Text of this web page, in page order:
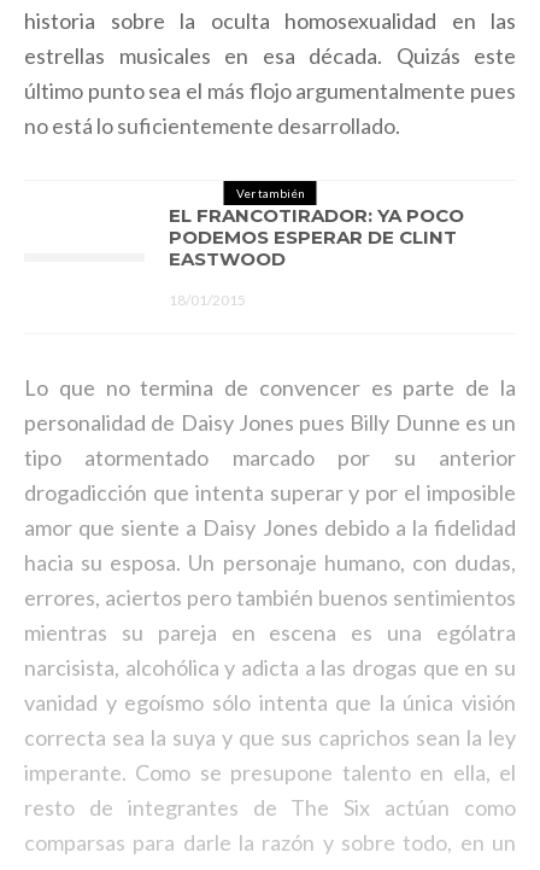
historia sobre la oculta homosexualidad en las
estrellas musicales en esa década. Quizás este
último punto sea el más flojo argumentalmente pues
no está lo suficientemente desarrollado.
Ver también
EL FRANCOTIRADOR: YA POCO
PODEMOS ESPERAR DE CLINT
EASTWOOD
18/01/2015
Lo que no termina de convencer es parte de la
personalidad de Daisy Jones pues Billy Dunne es un
tipo atormentado marcado por su anterior
drogadicción que intenta superar y por el imposible
amor que siente a Daisy Jones debido a la fidelidad
hacia su esposa. Un personaje humano, con dudas,
errores, aciertos pero también buenos sentimientos
mientras su pareja en escena es una ególatra
narcisista, alcohólica y adicta a las drogas que en su
vanidad y egoísmo sólo intenta que la única visión
correcta sea la suya y que sus caprichos sean la ley
imperante. Como se presupone talento en ella, el
resto de integrantes de The Six actúan como
comparsas para darle la razón y sobre todo, en un